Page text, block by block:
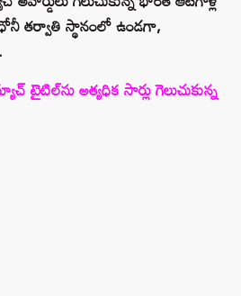
తర్వాతి స్థానంలో ఉండగా,
అత్యధిక సార్లు గెలుచుకున్న